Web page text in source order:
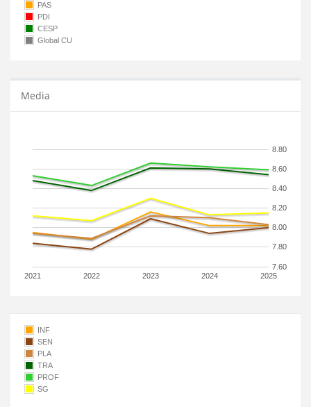
PAS
PDI
CESP
Global CU
Media
2021 2022 2023 2024 2025
7.60
7.80
8.00
8.20
8.40
8.60
8.80
INF
SEN
PLA
TRA
PROF
SG